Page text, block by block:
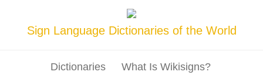
Sign Language Dictionaries of the World
Dictionaries What Is Wikisigns?